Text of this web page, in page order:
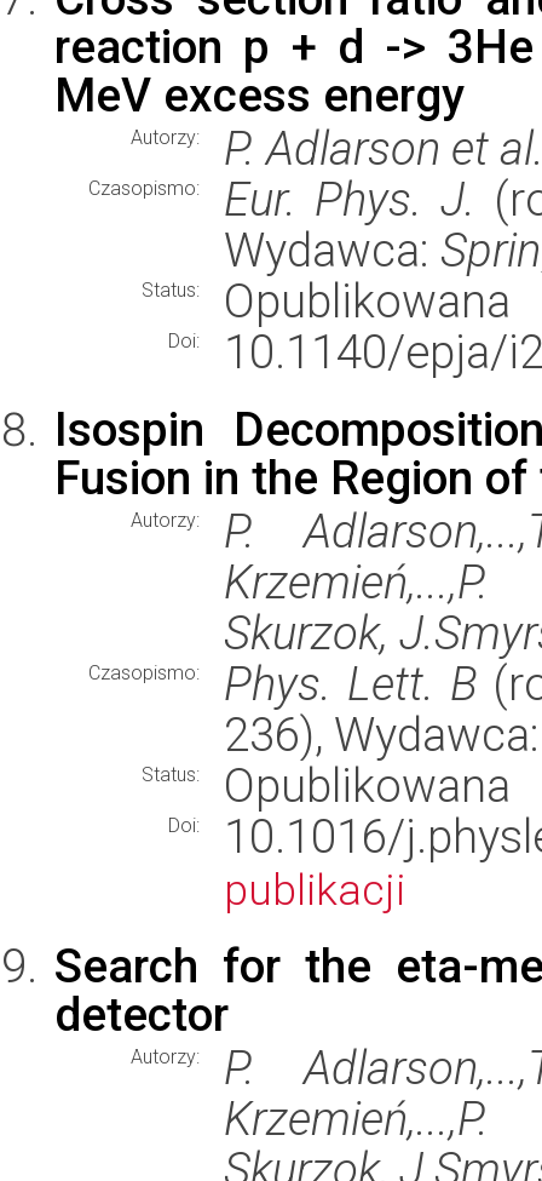
reaction p + d ->
MeV excess energy
Autorzy: P. Adlarson et
Czasopismo: Eur. Phys. J.
Wydawca:
Status: Opublikowana
Doi:
10.1140/epja/
Isospin
Fusion in the Region
Autorzy:
P.
Skurzok,
Czasopismo: Phys. Lett. B
236),
Status: Opublikowana
Doi: 10.1016/
publikacji
Search for the eta-
detector
Autorzy:
P.
Skurzok,